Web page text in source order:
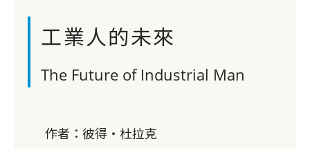
工業人的未來
The Future of Industrial Man
作者：彼得‧杜拉克